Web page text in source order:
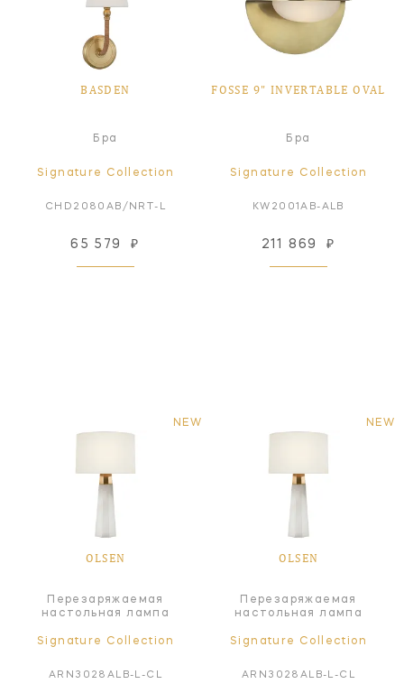
BASDEN
Бра
Signature Collection
CHD2080AB/NRT-L
65 579 ₽
FOSSE 9" INVERTABLE OVAL
Бра
Signature Collection
KW2001AB-ALB
211 869 ₽
NEW
OLSEN
Перезаряжаемая
настольная лампа
Signature Collection
ARN3028ALB-L-CL
NEW
OLSEN
Перезаряжаемая
настольная лампа
Signature Collection
ARN3028ALB-L-CL